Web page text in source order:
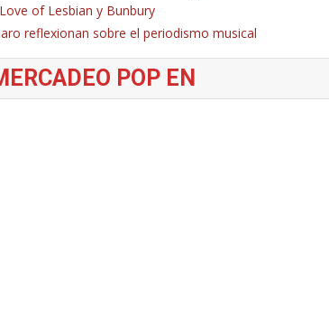
of Lesbian y Bunbury
reflexionan sobre el periodismo musical
POP EN